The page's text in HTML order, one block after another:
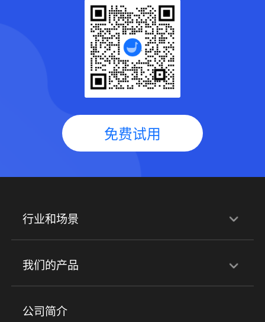
免费试用
行业和场景
行业解决方案
培训机构 职业技能培训 兴趣培训
金融行业
我们的产品
产品
公司简介